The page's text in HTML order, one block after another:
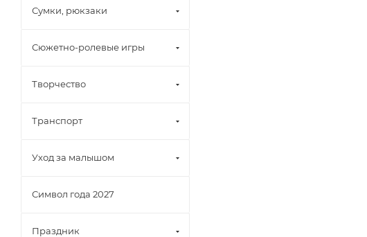
Сумки, рюкзаки
Сюжетно-ролевые игры
Творчество
Транспорт
Уход за малышом
Символ года 2027
Праздник